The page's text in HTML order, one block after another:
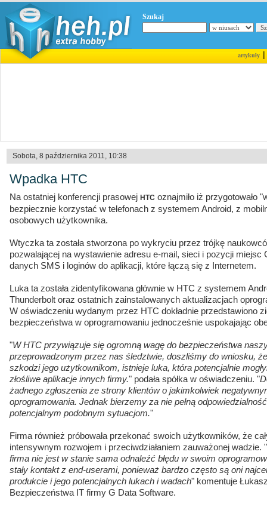
Szukaj
artykuły|
Sobota, 8 października 2011, 10:38
Wpadka HTC
Na ostatniej konferencji prasowej HTC oznajmiło iż przygotowało
bezpiecznie korzystać w telefonach z systemem Android, z
osobowych użytkownika.
Wtyczka ta została stworzona po wykryciu przez trójkę
pozwalającej na wystawienie adresu e-mail, sieci i pozycji miejsc
danych SMS i loginów do aplikacji, które łączą się z Internetem.
Luka ta została zidentyfikowana głównie w HTC z systemem
Thunderbolt oraz ostatnich zainstalowanych aktualizacjach
W oświadczeniu wydanym przez HTC dokładnie przedstawiono
bezpieczeństwa w oprogramowaniu jednocześnie uspokajając
"W HTC przywiązuje się ogromną wagę do bezpieczeństwa
przeprowadzonym przez nas śledztwie, doszliśmy do wniosku,
szkodzi jego użytkownikom, istnieje luka, która potencjalnie
złośliwe aplikacje innych firmy." podała spółka w oświadczeniu. "
żadnego zgłoszenia ze strony klientów o jakimkolwiek
oprogramowania. Jednak bierzemy za nie pełną
potencjalnym podobnym sytuacjom."
Firma również próbowała przekonać swoich użytkowników, że
intensywnym rozwojem i przeciwdziałaniem zauważonej wadzie. "
firma nie jest w stanie sama odnaleźć błędu w swoim
stały kontakt z end-userami, ponieważ bardzo często są oni
produkcie i jego potencjalnych lukach i wadach" komentuje
Bezpieczeństwa IT firmy G Data Software.